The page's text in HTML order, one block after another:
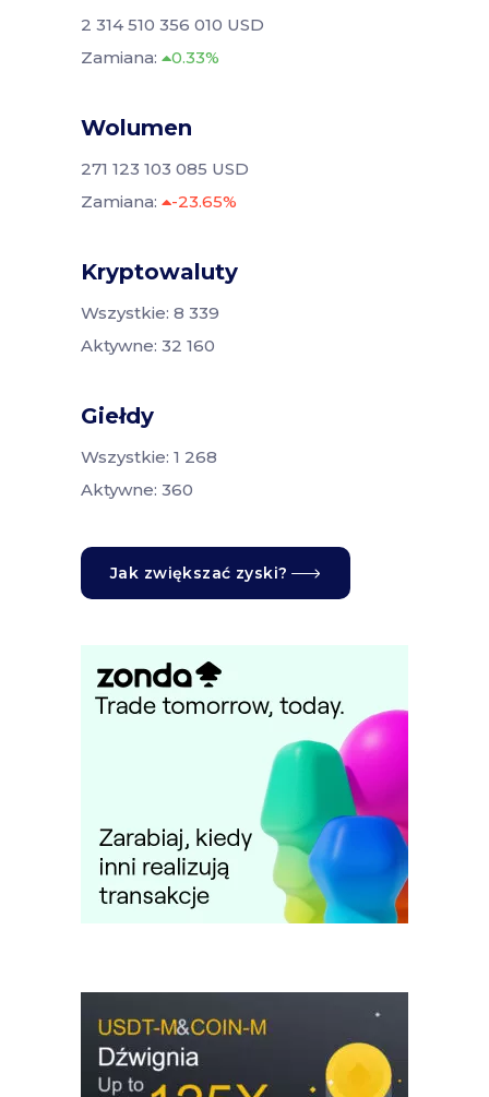
2 314 510 356 010 USD
Zamiana:
0.33%
Wolumen
271 123 103 085 USD
Zamiana:
-23.65%
Kryptowaluty
Wszystkie: 8 339
Aktywne: 32 160
Giełdy
Wszystkie: 1 268
Aktywne: 360
Jak zwiększać zyski?